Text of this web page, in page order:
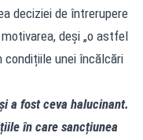
deciziei de întrerupere
deși „o astfel
unei încălcări
a fost ceva halucinant.
în care sancțiunea